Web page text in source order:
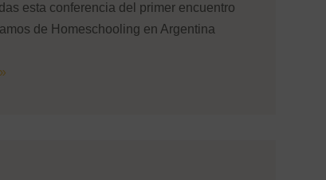
esta conferencia del primer encuentro
de Homeschooling en Argentina